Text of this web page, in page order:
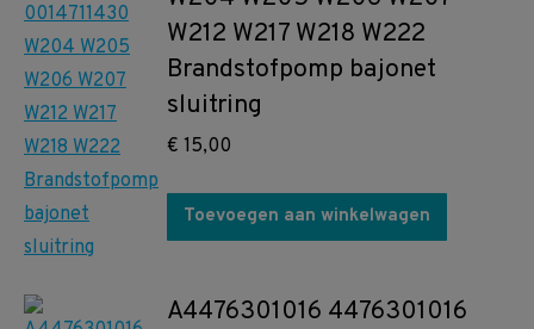
W212 W217 W218 W222
Brandstofpomp bajonet
sluitring
€ 15,00
Toevoegen aan winkelwagen
A4476301016 4476301016